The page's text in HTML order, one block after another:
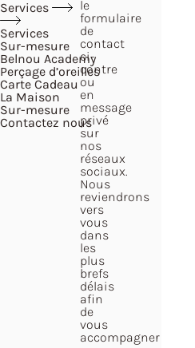
Services
Services
Sur-mesure
Belnou Academy
Perçage d’oreilles
Carte Cadeau
La Maison
Sur-mesure
Contactez nous
le
formulaire
de
contact
ci-
contre
ou
en
message
privé
sur
nos
réseaux
sociaux.
Nous
reviendrons
vers
vous
dans
les
plus
brefs
délais
afin
de
vous
accompagner